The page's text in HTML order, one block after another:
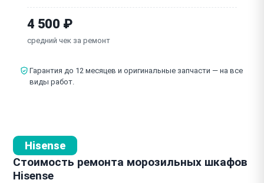
4 500 ₽
средний чек за ремонт
Гарантия до 12 месяцев и оригинальные запчасти — на все
виды работ.
Hisense
Стоимость ремонта морозильных шкафов
Hisense